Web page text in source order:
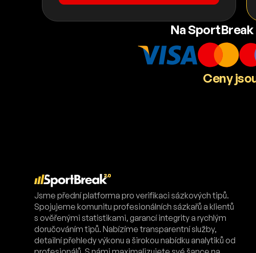
Na
Ceny
Jsme přední platforma pro verifikaci sázkových tipů.
Spojujeme komunitu profesionálních sázkařů a klientů
s ověřenými statistikami, garancí integrity a rychlým
doručováním tipů. Nabízíme transparentní služby,
detailní přehledy výkonu a širokou nabídku analytiků od